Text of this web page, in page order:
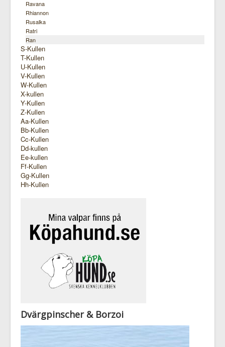
Ravana
Rhiannon
Rusalka
Ratri
Ran
S-Kullen
T-Kullen
U-Kullen
V-Kullen
W-Kullen
X-kullen
Y-Kullen
Z-Kullen
Aa-Kullen
Bb-Kullen
Cc-Kullen
Dd-kullen
Ee-kullen
Ff-Kullen
Gg-Kullen
Hh-Kullen
Dvärgpinscher & Borzoi